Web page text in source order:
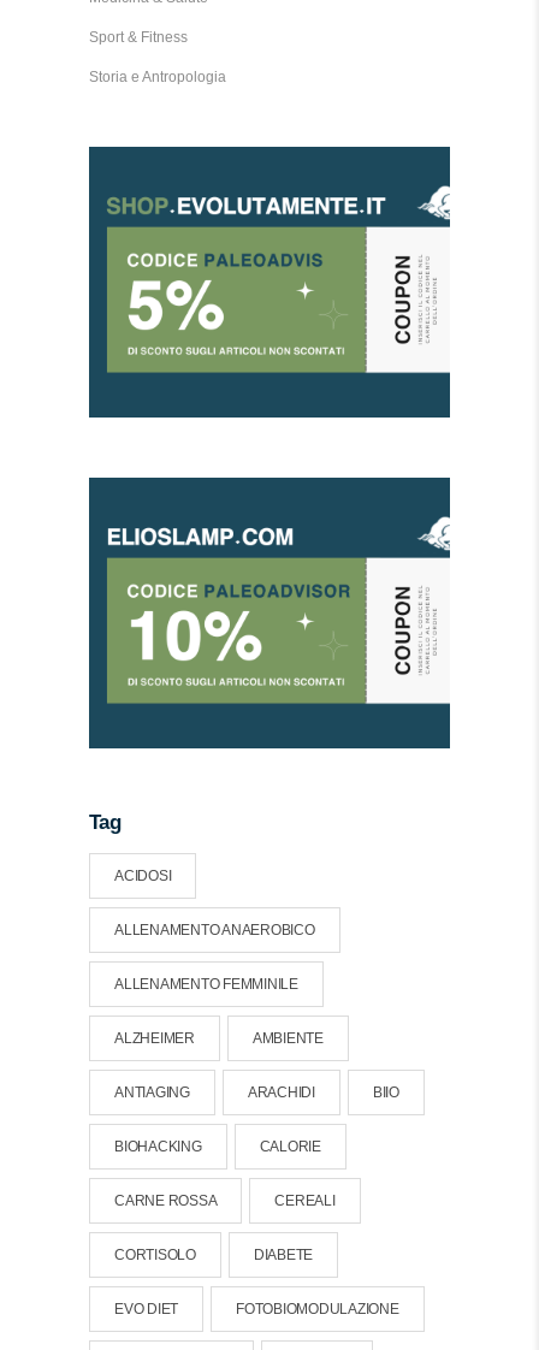
Sport & Fitness
Storia e Antropologia
Tag
ACIDOSI
ALLENAMENTO ANAEROBICO
ALLENAMENTO FEMMINILE
ALZHEIMER AMBIENTE
ANTIAGING ARACHIDI BIIO
BIOHACKING CALORIE
CARNE ROSSA CEREALI
CORTISOLO DIABETE
EVO DIET FOTOBIOMODULAZIONE